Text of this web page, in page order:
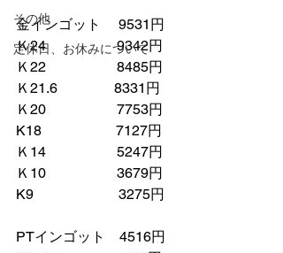
その他
定休日、お休みについて
金インゴット　 9531円
Ｋ24　　　　　9342円
Ｋ22　　　　　8485円
Ｋ21.6　　　　8331円
Ｋ20　　　　　7753円
K18　　　　　 7127円
Ｋ14　　　　　5247円
Ｋ10　　　　　3679円
K9　　　　　　3275円
PTインゴット　4516円